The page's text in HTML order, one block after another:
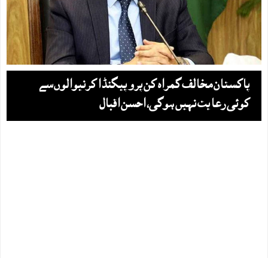
پاکستان مخالف گمراہ کن پروپیگنڈا کرنیوالوں سے
کوئی رعایت نہیں ہوگی، احسن اقبال